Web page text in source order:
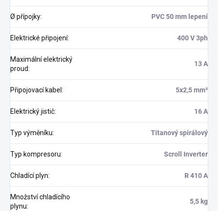
Ø přípojky: PVC 50 mm lepení
Elektrické připojení: 400 V 3ph
Maximální elektrický
proud:
13 A
Připojovací kabel : 5x2,5 mm²
Elektrický jistič: 16 A
Typ výměníku: Titanový spirálový
Typ kompresoru: Scroll Inverter
Chladící plyn: R 410 A
Množství chladícího
plynu:
5,5 kg